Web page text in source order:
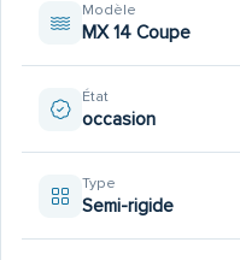
Modèle
MX 14 Coupe
État
occasion
Type
Semi-rigide